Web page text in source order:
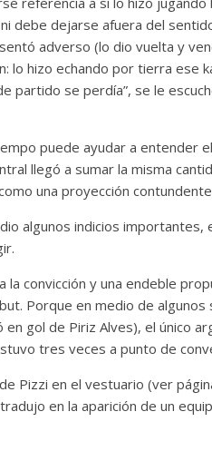
debe dejarse afuera del
adverso (lo dio vuelta y
lo hizo echando por tierra ese
partido se perdía”, se le
puede ayudar a entender
llegó a sumar la misma
una proyección
algunos indicios
la convicción y una endeble
Porque en medio de
gol de Piriz Alves), el único
tres veces a punto de
Pizzi en el vestuario (ver
en la aparición de un